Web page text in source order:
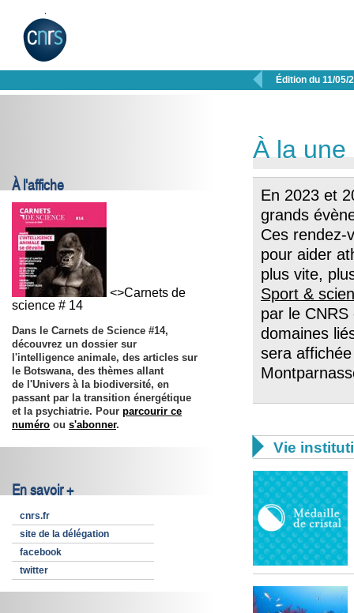
 Édition du 11/05/
À l'affiche
<>Carnets de
science # 14
Dans le Carnets de Science #14,
découvrez un dossier sur
l'intelligence animale, des articles sur
le Botswana, des thèmes allant
de l'Univers à la biodiversité, en
passant par la transition énergétique
et la psychiatrie​​. Pour parcourir ce
numéro ou s'abonner.
En savoir +
cnrs.fr
site de la délégation
facebook
twitter
À la une
En 2023 et
grands
Ces rendez-
pour aider
plus vite,
Sport &
par le
domaines
sera
 Vie